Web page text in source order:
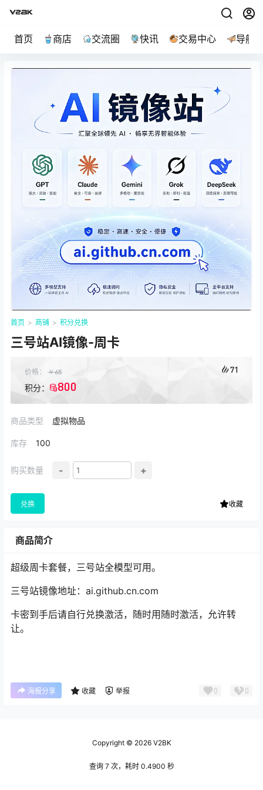
首页 商店 交流圈 快讯 交易中心 导航
首页 > 商铺 > 积分兑换
三号站AI镜像-周卡
价格： ￥65
积分： 800
71
商品类型 虚拟物品
库存 100
购买数量 - +
兑换 收藏
商品简介
超级周卡套餐，三号站全模型可用。
三号站镜像地址：ai.github.cn.com
卡密到手后请自行兑换激活，随时用随时激活，允许转
让。
海报分享 收藏 举报 0 0
Copyright © 2026V2BK
查询 7 次，耗时 0.4900 秒